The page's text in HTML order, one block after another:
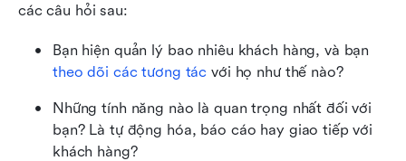
các câu hỏi sau:
theo dõi các tương tác với họ như thế nào?
Những tính năng nào là quan trọng nhất đối với
bạn? Là tự động hóa, báo cáo hay giao tiếp với
khách hàng?